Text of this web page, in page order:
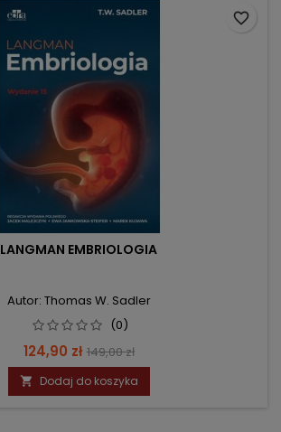
LANGMAN EMBRIOLOGIA
Autor: Thomas W. Sadler
(0)
Cena
124,90 zł Cena
podstawowa
149,00 zł
 Dodaj do koszyka
favorite_border